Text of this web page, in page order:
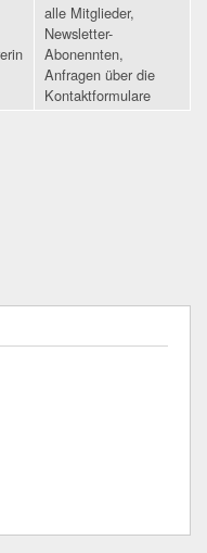
alle Mitglieder,
Newsletter-
Abonennten,
Anfragen über die
Kontaktformulare